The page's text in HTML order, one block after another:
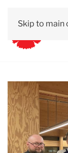
Skip to main